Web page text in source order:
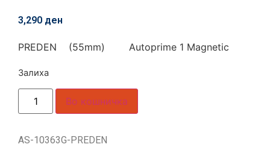
3,290 ден
PREDEN (55mm) Autoprime 1 Magnetic
Залиха
Во кошничка
AS-10363G-PREDEN